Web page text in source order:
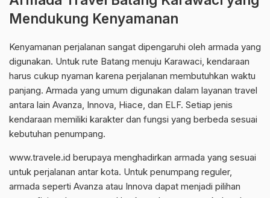
Mendukung Kenyamanan
Kenyamanan perjalanan sangat dipengaruhi oleh armada yang
digunakan. Untuk rute Batang menuju Karawaci, kendaraan
harus cukup nyaman karena perjalanan membutuhkan waktu
panjang. Armada yang umum digunakan dalam layanan travel
antara lain Avanza, Innova, Hiace, dan ELF. Setiap jenis
kendaraan memiliki karakter dan fungsi yang berbeda sesuai
kebutuhan penumpang.
www.travele.id berupaya menghadirkan armada yang sesuai
untuk perjalanan antar kota. Untuk penumpang reguler,
armada seperti Avanza atau Innova dapat menjadi pilihan